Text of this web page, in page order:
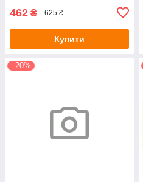
462 ₴ 625 ₴
Купити
–20%